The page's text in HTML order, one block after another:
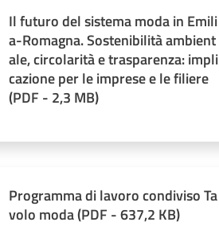
Il futuro del sistema moda in Emili
a-Romagna. Sostenibilità ambient
ale, circolarità e trasparenza: impli
cazione per le imprese e le filiere
(PDF - 2,3 MB)
Programma di lavoro condiviso Ta
volo moda(PDF - 637,2 KB)